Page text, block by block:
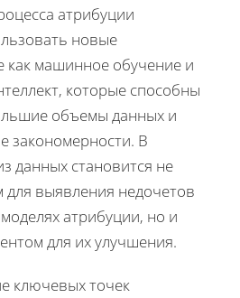
атрибуции
новые
как машинное обучение и
которые способны
объемы данных и
закономерности. В
данных становится не
для выявления недочетов
атрибуции, но и
для их улучшения.
ключевых точек